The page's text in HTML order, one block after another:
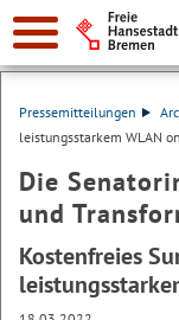
Suche:
Pressemitteilungen
leistungsstarkem WLAN
Die
und
Kostenfreies